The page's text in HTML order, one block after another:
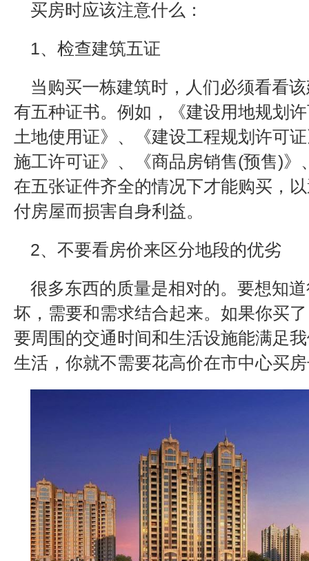
买房时应该注意什么：
1、检查建筑五证
当购买一栋建筑时，人们必须看看
有五种证书。例如，《建设用地规划
土地使用证》、《建设工程规划许可
施工许可证》、《商品房销售(预售)》
在五张证件齐全的情况下才能购买，
付房屋而损害自身利益。
2、不要看房价来区分地段的优劣
很多东西的质量是相对的。要想知
坏，需要和需求结合起来。如果你买
要周围的交通时间和生活设施能满足
生活，你就不需要花高价在市中心买